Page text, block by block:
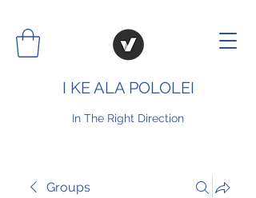
I KE ALA POLOLEI
In The Right Direction
Groups